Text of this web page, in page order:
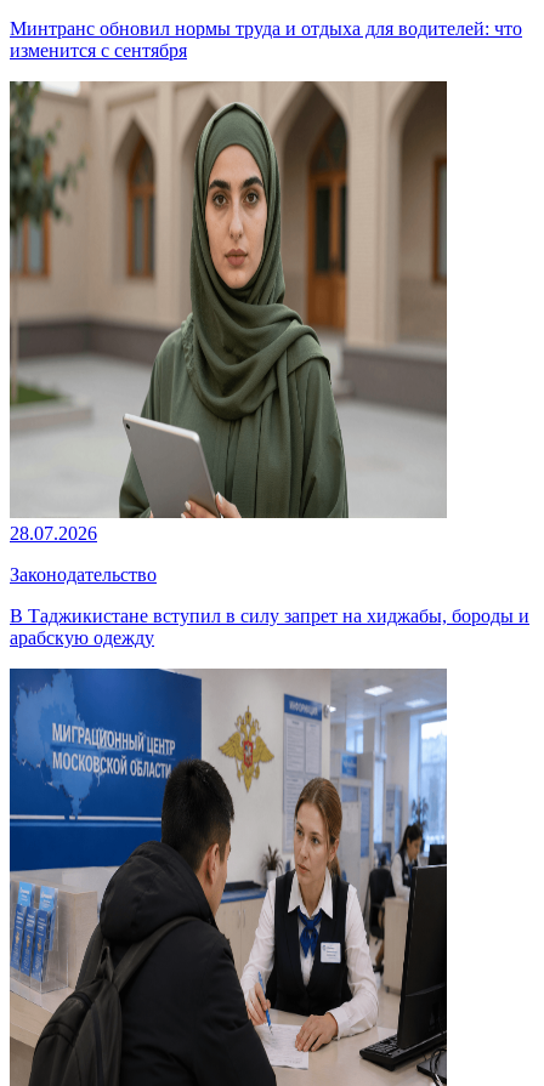
Минтранс обновил нормы труда и отдыха для водителей: что
изменится с сентября
28.07.2026
Законодательство
В Таджикистане вступил в силу запрет на хиджабы, бороды и
арабскую одежду